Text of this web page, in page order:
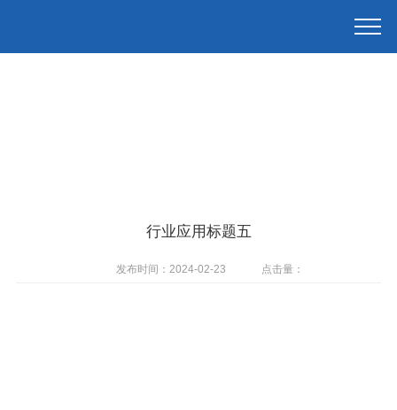
行业应用标题五
发布时间：2024-02-23 点击量：